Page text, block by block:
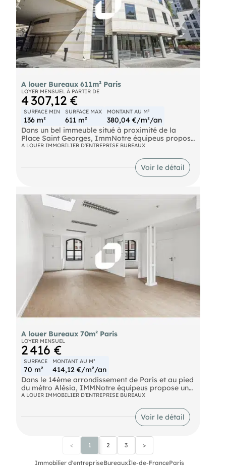
A louer Bureaux 611m² Paris
LOYER MENSUEL À PARTIR DE
4 307,12 €
SURFACE MIN
136 m²
SURFACE MAX
611 m²
MONTANT AU M²
380,04 €/m²/an
Dans un bel immeuble situé à proximité de la
Place Saint Georges, ImmNotre équipeus propose
à la location des surfaces de bureaux fonctionnels
dispose de parkings, d'un gardien et d'espaces
verts.
Metro Saint Georges (12) Bus Châteaudun -
Saint-Georges (BUS-74, BUS-40)
A LOUER IMMOBILIER D'ENTREPRISE BUREAUX
Voir le détail
A louer Bureaux 70m² Paris
LOYER MENSUEL
2 416 €
SURFACE
70 m²
MONTANT AU M²
414,12 €/m²/an
Dans le 14ème arrondissement de Paris et au pied
du métro Alésia, IMMNotre équipeus propose une
surface de bureaux d'environ 70 m² à la location.
cet espace traversant bénéficie d'une belle
luminosité et offre de nombreuses possibilités
d'aménagement. Idéalement situé dans un
quartier dynamique et parfaitement desservi, ce
bien est disponible immédiatement et conviendra
parfaitement à une activité professionnelle
souhaitant allier confort et accessibilité.
A LOUER IMMOBILIER D'ENTREPRISE BUREAUX
Voir le détail
< 1 2 3 >
Immobilier d'entrepriseBureauxÎle-de-FranceParis